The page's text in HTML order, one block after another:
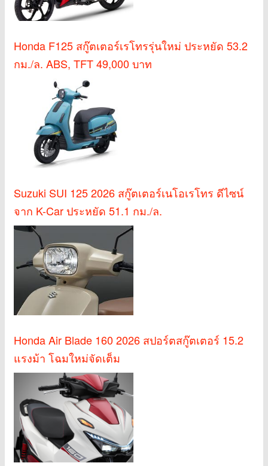
Honda F125 สกู๊ตเตอร์เรโทรรุ่นใหม่ ประหยัด 53.2
กม./ล. ABS, TFT 49,000 บาท
Suzuki SUI 125 2026 สกู๊ตเตอร์เนโอเรโทร ดีไซน์
จาก K-Car ประหยัด 51.1 กม./ล.
Honda Air Blade 160 2026 สปอร์ตสกู๊ตเตอร์ 15.2
แรงม้า โฉมใหม่จัดเต็ม